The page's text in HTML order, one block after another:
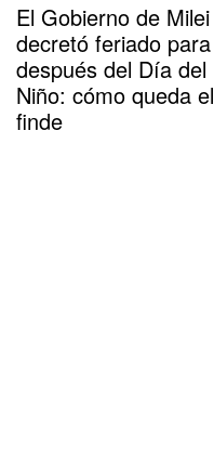
El Gobierno de Milei
decretó feriado para
después del Día del
Niño: cómo queda el
finde